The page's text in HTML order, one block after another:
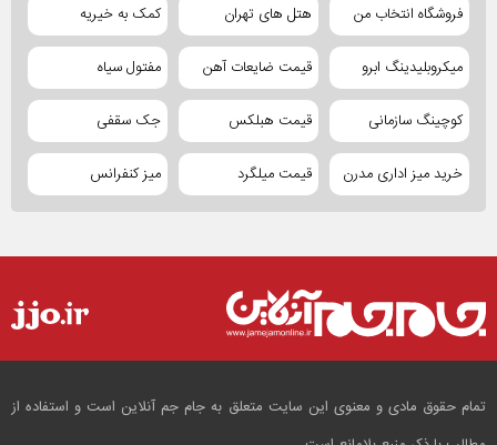
فروشگاه انتخاب من هتل های تهران کمک به خیریه
میکروبلیدینگ ابرو قیمت ضایعات آهن مفتول سیاه
کوچینگ سازمانی قیمت هبلکس جک سقفی
خرید میز اداری مدرن قیمت میلگرد میز کنفرانس
تمام حقوق مادی و معنوی این سایت متعلق به جام جم آنلاین است و استفاده از